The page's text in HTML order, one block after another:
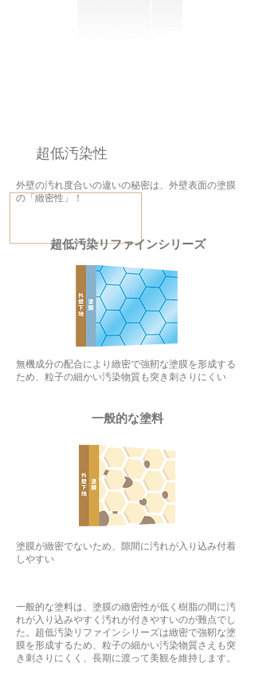
超低汚染性
外壁の汚れ度合いの違いの秘密は、外壁表面の塗膜
の「緻密性」！
​超低汚染リファインシリーズ
無機成分の配合により緻密で強靭な塗膜を形成する
ため、粒子の細かい汚染物質も突き刺さりにくい
一般的な塗料
塗膜が緻密でないため、隙間に汚れが入り込み付着
しやすい
一般的な塗料は、塗膜の緻密性が低く樹脂の間に汚
れが入り込みやすく汚れが付きやすいのが難点でし
た。超低汚染リファインシリーズは緻密で強靭な塗
膜を形成するため、粒子の細かい汚染物質さえも突
き刺さりにくく、長期に渡って美観を維持します。